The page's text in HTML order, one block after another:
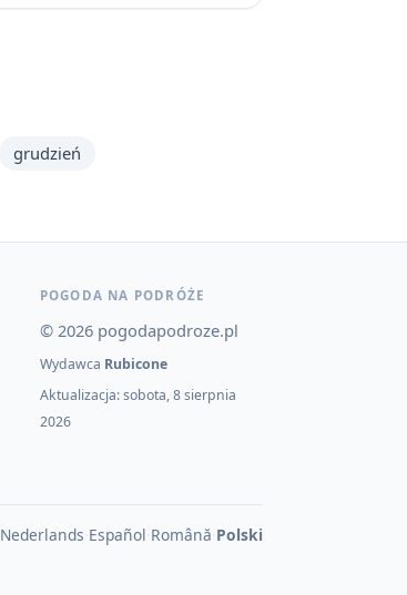
grudzień
POGODA NA PODRÓŻE
© 2026 pogodapodroze.pl
Wydawca Rubicone
Aktualizacja: sobota, 8 sierpnia
2026
Nederlands Español Română Polski